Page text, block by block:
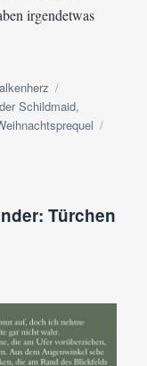
irgendetwas
Schildmaid,
Türchen